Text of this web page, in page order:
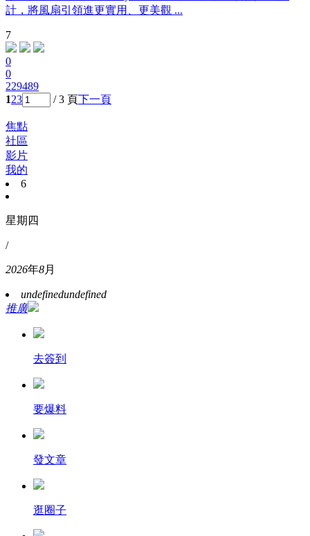
計，將風扇引領進更實用、更美觀 ...
7
0
0
229489
123 / 3 頁下一頁
焦點
社區
影片
我的
6
星期四
/
2026年8月
undefinedundefined
推廣
去簽到
要爆料
發文章
逛圈子